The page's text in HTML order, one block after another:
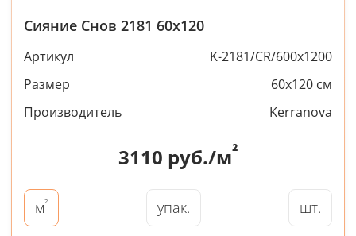
Сияние Снов 2181 60x120
Артикул
K-2181/CR/600x1200
Размер
60x120 см
Производитель
Kerranova
3110 руб./м²
м² упак. шт.